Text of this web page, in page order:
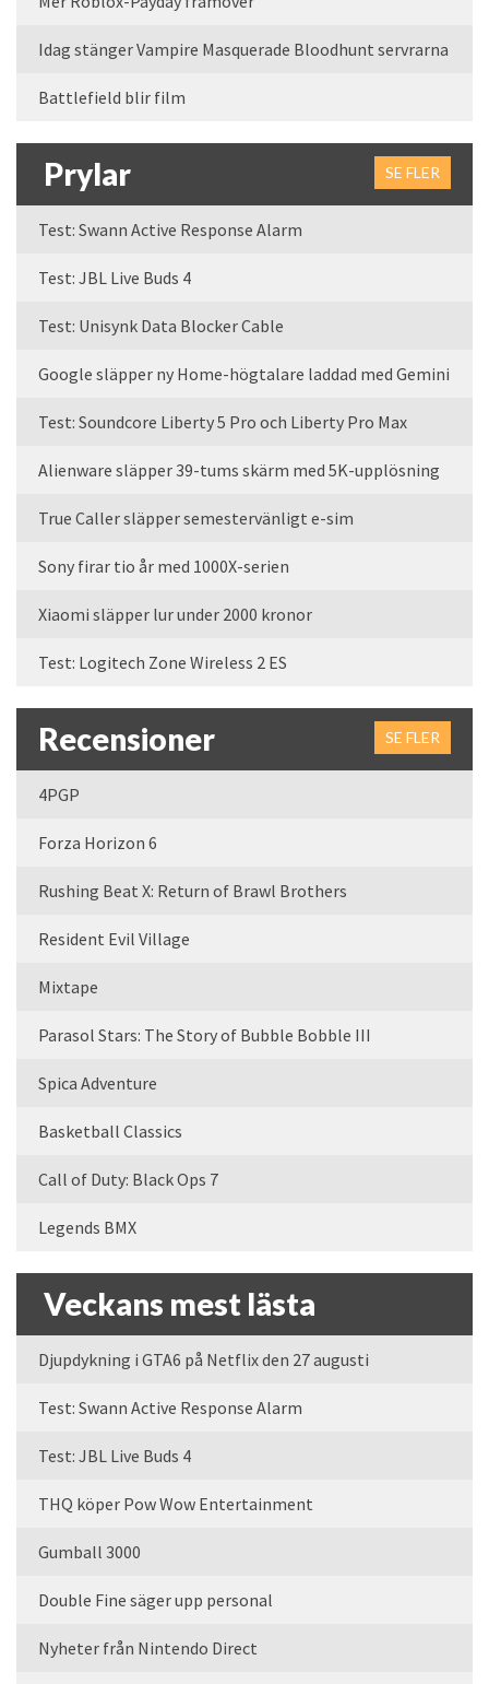
Idag stänger Vampire Masquerade Bloodhunt servrarna
Battlefield blir film
Prylar SE FLER
Test: Swann Active Response Alarm
Test: JBL Live Buds 4
Test: Unisynk Data Blocker Cable
Google släpper ny Home-högtalare laddad med Gemini
Test: Soundcore Liberty 5 Pro och Liberty Pro Max
Alienware släpper 39-tums skärm med 5K-upplösning
True Caller släpper semestervänligt e-sim
Sony firar tio år med 1000X-serien
Xiaomi släpper lur under 2000 kronor
Test: Logitech Zone Wireless 2 ES
Recensioner SE FLER
4PGP
Forza Horizon 6
Rushing Beat X: Return of Brawl Brothers
Resident Evil Village
Mixtape
Parasol Stars: The Story of Bubble Bobble III
Spica Adventure
Basketball Classics
Call of Duty: Black Ops 7
Legends BMX
Veckans mest lästa
Djupdykning i GTA6 på Netflix den 27 augusti
Test: Swann Active Response Alarm
Test: JBL Live Buds 4
THQ köper Pow Wow Entertainment
Gumball 3000
Double Fine säger upp personal
Nyheter från Nintendo Direct